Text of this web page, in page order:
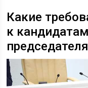
Какие
к